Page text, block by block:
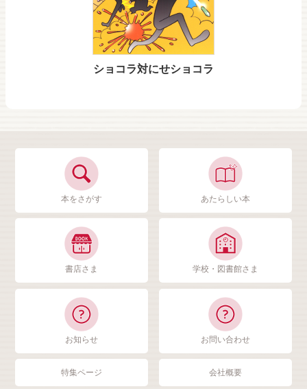
ショコラ対にせショコラ
本をさがす あたらしい本
書店さま 学校・図書館さま
お知らせ お問い合わせ
特集ページ 会社概要